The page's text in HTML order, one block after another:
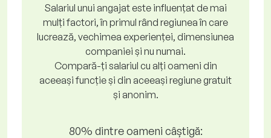
Salariul unui angajat este influențat de mai
mulți factori, în primul rând regiunea în care
lucrează, vechimea experienței, dimensiunea
companiei și nu numai.
Compară-ți salariul cu alți oameni din
aceeași funcție și din aceeași regiune gratuit
și anonim.
80% dintre oameni câștigă: